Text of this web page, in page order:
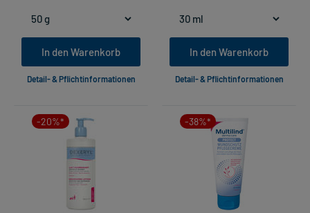
In den Warenkorb
Detail- & Pflichtinformationen
In den Warenkorb
Detail- & Pflichtinformationen
-20%* -38%*